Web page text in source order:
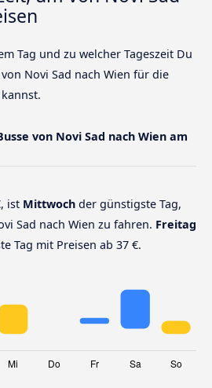
Tag und zu welcher Tageszeit Du
Novi Sad nach Wien für die
von Novi Sad nach Wien am
ist Mittwoch der günstigste Tag,
Sad nach Wien zu fahren. Freitag
Tag mit Preisen ab 37 €.